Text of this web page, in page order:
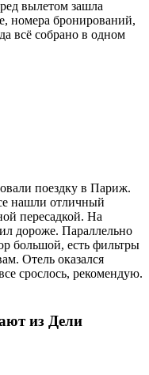
вылетом зашла
номера бронирований,
всё собрано в одном
поездку в Париж.
нашли отличный
пересадкой. На
дороже. Параллельно
большой, есть фильтры
Отель оказался
срослось, рекомендую.
из Дели